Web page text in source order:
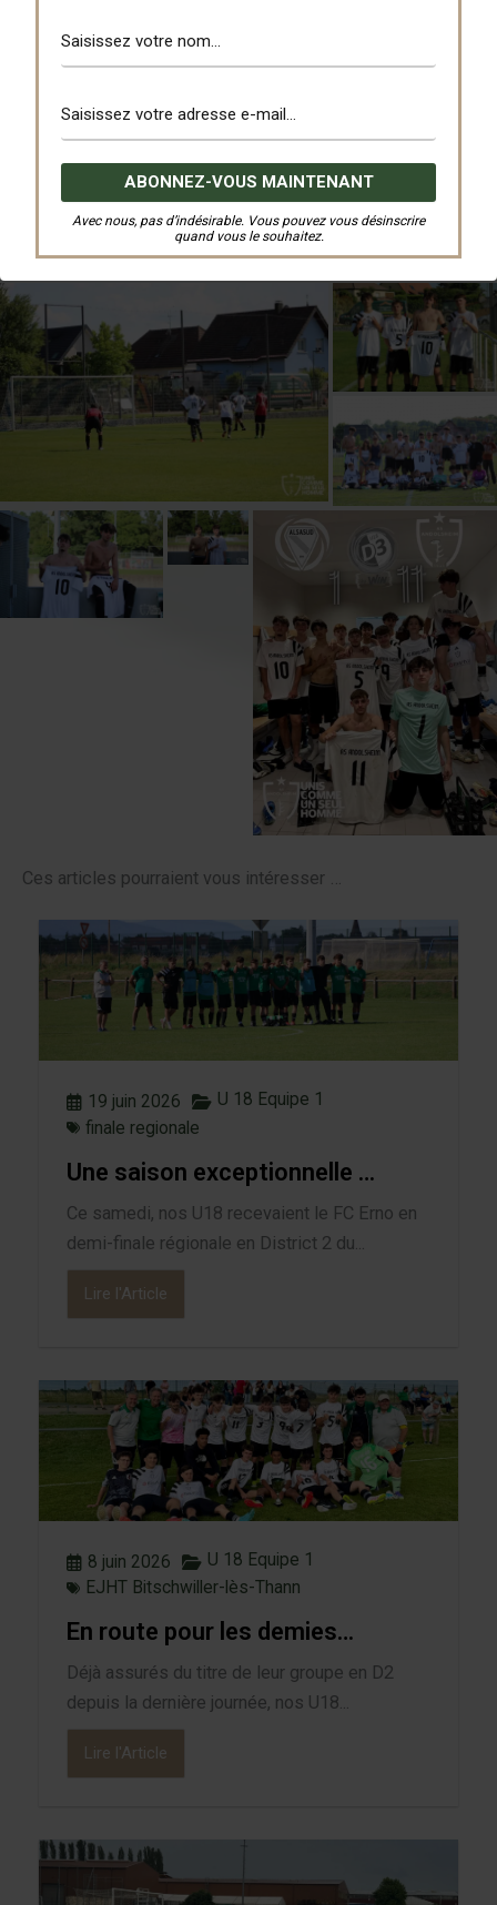
Avec nous, pas d’indésirable. Vous pouvez vous désinscrire
quand vous le souhaitez.
Ces articles pourraient vous intéresser …
19 juin 2026
U 18 Equipe 1
finale regionale
Une saison exceptionnelle …
Ce samedi, nos U18 recevaient le FC Erno en
demi-finale régionale en District 2 du...
Lire l'Article
8 juin 2026
U 18 Equipe 1
EJHT Bitschwiller-lès-Thann
En route pour les demies…
Déjà assurés du titre de leur groupe en D2
depuis la dernière journée, nos U18...
Lire l'Article